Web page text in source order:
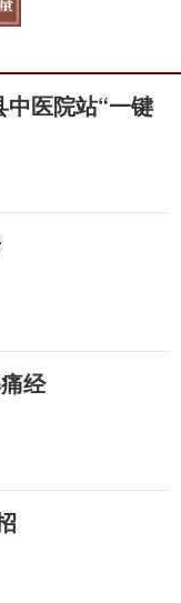
，反复从肩部
处周围稍用力
医院站“一键
经